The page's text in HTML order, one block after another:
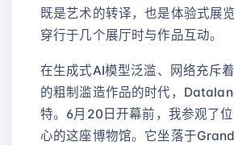
既是艺术的转译，也是体验式展
穿行于几个展厅时与作品互动。
在生成式AI模型泛滥、网络充斥
的粗制滥造作品的时代，
特。6月20日开幕前，我参观了
心的这座博物馆。它坐落于